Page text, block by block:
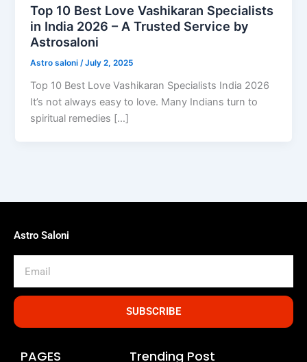
Top 10 Best Love Vashikaran Specialists
in India 2026 – A Trusted Service by
Astrosaloni
Astro saloni/July 2, 2025
Top 10 Best Love Vashikaran Specialists India 2026
It’s not always easy to love. Many Indians turn to
spiritual remedies […]
Astro Saloni
SUBSCRIBE
PAGES Trending Post